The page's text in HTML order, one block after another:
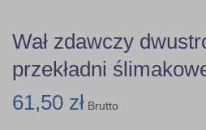
Wał zdawczy
przekładni
61,50 zł Brutto